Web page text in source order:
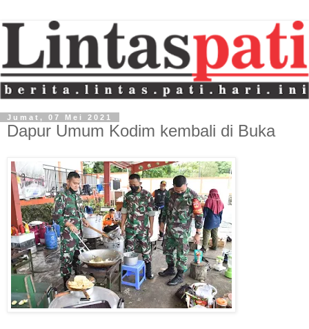
Jumat, 07 Mei 2021
Dapur Umum Kodim kembali di Buka